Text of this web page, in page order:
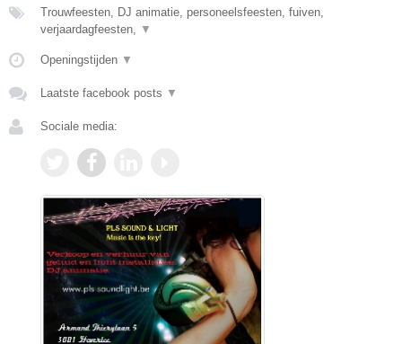
Trouwfeesten, DJ animatie, personeelsfeesten, fuiven,
verjaardagfeesten, ▼
Openingstijden ▼
Laatste facebook posts ▼
Sociale media: